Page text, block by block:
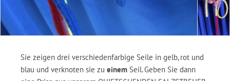
Sie zeigen drei verschiedenfarbige Seile in gelb, rot und
blau und verknoten sie zu einem Seil. Geben Sie dann